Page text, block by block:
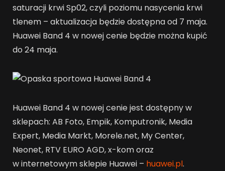
saturacji krwi Sp02, czyli poziomu nasycenia krwi
tlenem – aktualizacja będzie dostępna od 7 maja.
Huawei Band 4 w nowej cenie będzie można kupić
do 24 maja.
Huawei Band 4 w nowej cenie jest dostępny w
sklepach: AB Foto, Empik, Komputronik, Media
Expert, Media Markt, Morele.net, My Center,
Neonet, RTV EURO AGD, x-kom oraz
w internetowym sklepie Huawei – huawei.pl.